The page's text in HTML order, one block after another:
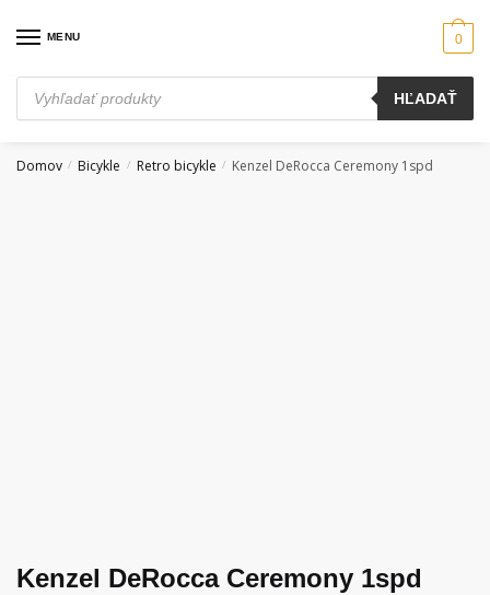
MENU
Products
search
HĽADAŤ
0
Domov / Bicykle / Retro bicykle / Kenzel DeRocca Ceremony 1spd
Kenzel DeRocca Ceremony 1spd